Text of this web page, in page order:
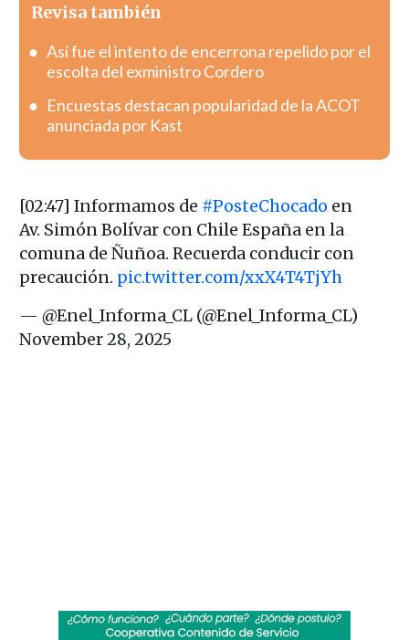
Revisa también
Así fue el intento de encerrona repelido por el
escolta del exministro Cordero
Encuestas destacan popularidad de la ACOT
anunciada por Kast
[02:47] Informamos de #PosteChocado en
Av. Simón Bolívar con Chile España en la
comuna de Ñuñoa. Recuerda conducir con
precaución. pic.twitter.com/xxX4T4TjYh
— @Enel_Informa_CL (@Enel_Informa_CL)
November 28, 2025